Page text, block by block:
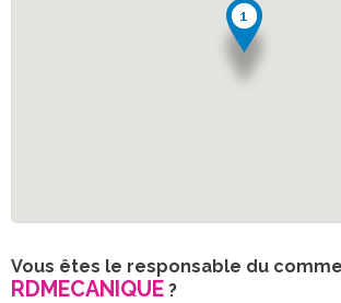
Vous êtes le responsable du
RDMECANIQUE ?